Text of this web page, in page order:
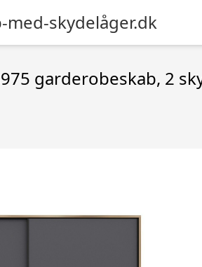
med-skydelåger.dk
garderobeskab, 2